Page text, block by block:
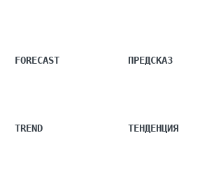
FORECAST ПРЕДСКАЗ
TREND ТЕНДЕНЦИЯ